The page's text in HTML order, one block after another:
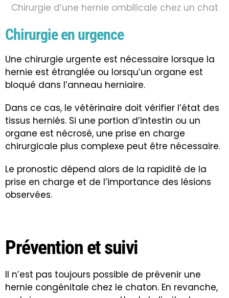
Chirurgie d’une hernie ombilicale chez un chat
Chirurgie en urgence
Une chirurgie urgente est nécessaire lorsque la
hernie est étranglée ou lorsqu’un organe est
bloqué dans l’anneau herniaire.
Dans ce cas, le vétérinaire doit vérifier l’état des
tissus herniés. Si une portion d’intestin ou un
organe est nécrosé, une prise en charge
chirurgicale plus complexe peut être nécessaire.
Le pronostic dépend alors de la rapidité de la
prise en charge et de l’importance des lésions
observées.
Prévention et suivi
Il n’est pas toujours possible de prévenir une
hernie congénitale chez le chaton. En revanche,